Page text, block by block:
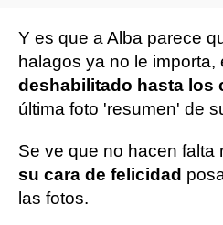
Y es que a Alba parece
halagos ya no le importa,
deshabilitado hasta los
última foto 'resumen' de
Se ve que no hacen falta
su cara de felicidad
las fotos.